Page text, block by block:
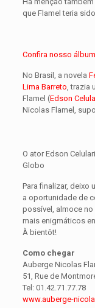
que Flamel teria
Confira nosso
No Brasil, a novela
Lima Barreto, trazia
Flamel (Edson
Nicolas Flamel,
O ator Edson
Globo
Para finalizar, deixo
a oportunidade de
possível, almoce
mais enigmáticos
À bientôt!
Como chegar
Auberge Nicolas
51, Rue de
Tel: 01.42.71.77.78
www.auberge-